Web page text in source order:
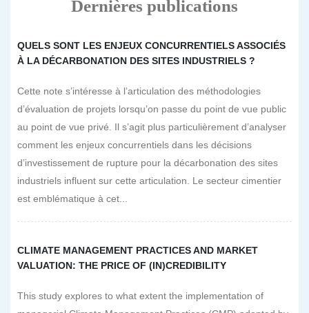
Dernières publications
QUELS SONT LES ENJEUX CONCURRENTIELS ASSOCIÉS
À LA DÉCARBONATION DES SITES INDUSTRIELS ?
Cette note s’intéresse à l’articulation des méthodologies
d’évaluation de projets lorsqu’on passe du point de vue public
au point de vue privé. Il s’agit plus particulièrement d’analyser
comment les enjeux concurrentiels dans les décisions
d’investissement de rupture pour la décarbonation des sites
industriels influent sur cette articulation. Le secteur cimentier
est emblématique à cet...
CLIMATE MANAGEMENT PRACTICES AND MARKET
VALUATION: THE PRICE OF (IN)CREDIBILITY
This study explores to what extent the implementation of